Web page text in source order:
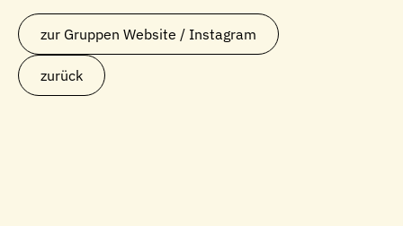
zur Gruppen Website / Instagram
zurück